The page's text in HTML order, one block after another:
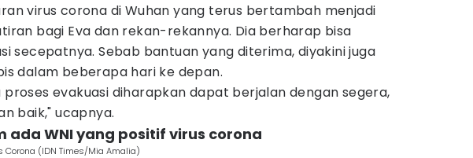
virus corona di Wuhan yang terus bertambah menjadi
bagi Eva dan rekan-rekannya. Dia berharap bisa
secepatnya. Sebab bantuan yang diterima, diyakini juga
dalam beberapa hari ke depan.
proses evakuasi diharapkan dapat berjalan dengan segera,
baik," ucapnya.
ada WNI yang positif virus corona
Corona (IDN Times/Mia Amalia)